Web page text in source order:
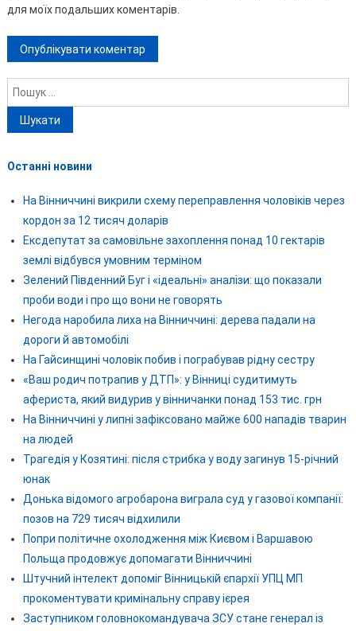
для моїх подальших коментарів.
Пошук:
Останні новини
На Вінниччині викрили схему переправлення чоловіків через
кордон за 12 тисяч доларів
Ексдепутат за самовільне захоплення понад 10 гектарів
землі відбувся умовним терміном
Зелений Південний Буг і «ідеальні» аналізи: що показали
проби води і про що вони не говорять
Негода наробила лиха на Вінниччині: дерева падали на
дороги й автомобілі
На Гайсинщині чоловік побив і пограбував рідну сестру
«Ваш родич потрапив у ДТП»: у Вінниці судитимуть
афериста, який видурив у вінничанки понад 153 тис. грн
На Вінниччині у липні зафіксовано майже 600 нападів тварин
на людей
Трагедія у Козятині: після стрибка у воду загинув 15-річний
юнак
Донька відомого агробарона виграла суд у газової компанії:
позов на 729 тисяч відхилили
Попри політичне охолодження між Києвом і Варшавою
Польща продовжує допомагати Вінниччині
Штучний інтелект допоміг Вінницькій єпархії УПЦ МП
прокоментувати кримінальну справу ієрея
Заступником головнокомандувача ЗСУ стане генерал із